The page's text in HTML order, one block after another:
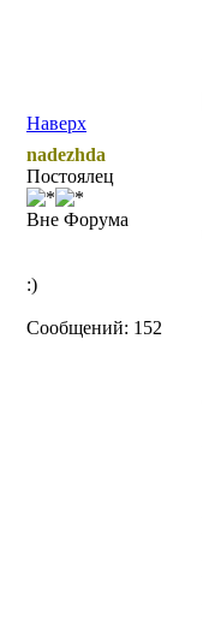
Наверх
nadezhda
Постоялец
Вне Форума
:)
Сообщений: 152